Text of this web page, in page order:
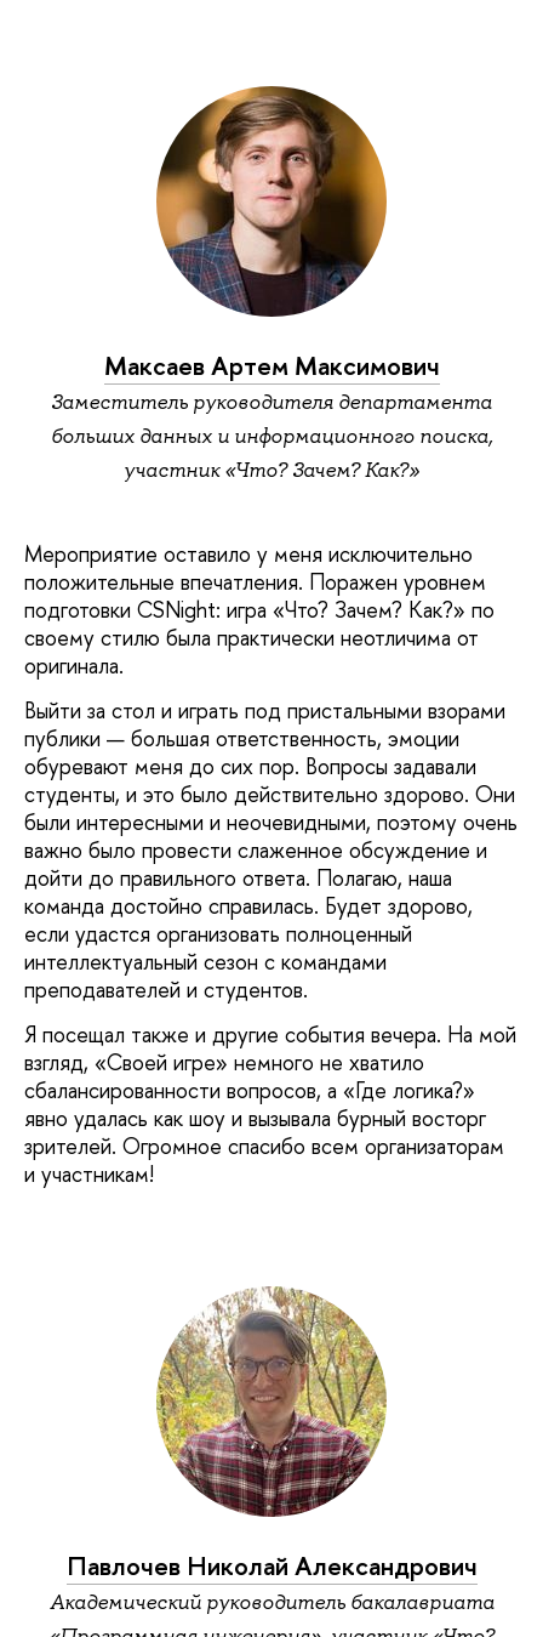
Максаев Артем Максимович
Заместитель руководителя департамента
больших данных и информационного поиска,
участник «Что? Зачем? Как?»
Мероприятие оставило у меня исключительно
положительные впечатления. Поражен уровнем
подготовки CSNight: игра «Что? Зачем? Как?» по
своему стилю была практически неотличима от
оригинала.
Выйти за стол и играть под пристальными взорами
публики — большая ответственность, эмоции
обуревают меня до сих пор. Вопросы задавали
студенты, и это было действительно здорово. Они
были интересными и неочевидными, поэтому очень
важно было провести слаженное обсуждение и
дойти до правильного ответа. Полагаю, наша
команда достойно справилась. Будет здорово,
если удастся организовать полноценный
интеллектуальный сезон с командами
преподавателей и студентов.
Я посещал также и другие события вечера. На мой
взгляд, «Своей игре» немного не хватило
сбалансированности вопросов, а «Где логика?»
явно удалась как шоу и вызывала бурный восторг
зрителей. Огромное спасибо всем организаторам
и участникам!
Павлочев Николай Александрович
Академический руководитель бакалавриата